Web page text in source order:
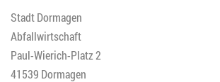
Stadt Dormagen
Abfallwirtschaft
Paul-Wierich-Platz 2
41539 Dormagen